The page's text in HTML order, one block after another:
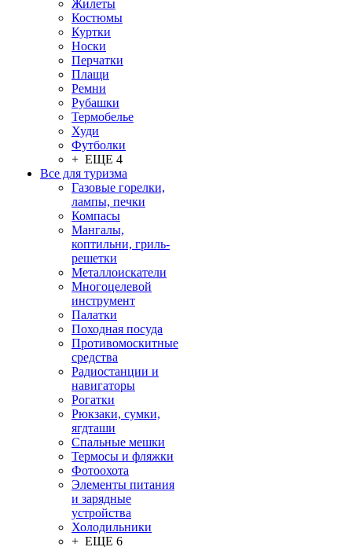
Жилеты
Костюмы
Куртки
Носки
Перчатки
Плащи
Ремни
Рубашки
Термобелье
Худи
Футболки
+ ЕЩЕ 4
Все для туризма
Газовые горелки,
лампы, печки
Компасы
Мангалы,
коптильни, гриль-
решетки
Металлоискатели
Многоцелевой
инструмент
Палатки
Походная посуда
Противомоскитные
средства
Радиостанции и
навигаторы
Рогатки
Рюкзаки, сумки,
ягдташи
Спальные мешки
Термосы и фляжки
Фотоохота
Элементы питания
и зарядные
устройства
Холодильники
+ ЕЩЕ 6